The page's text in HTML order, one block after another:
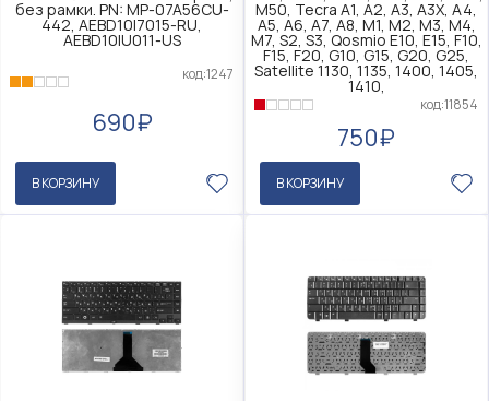
без рамки. PN: MP-07A56CU-
442, AEBD10I7015-RU,
AEBD10IU011-US
код:1247
690₽
В КОРЗИНУ
M50, Tecra A1, A2, A3, A3X, A4,
A5, A6, A7, A8, M1, M2, M3, M4,
M7, S2, S3, Qosmio E10, E15, F10,
F15, F20, G10, G15, G20, G25,
Satellite 1130, 1135, 1400, 1405,
1410,
код:11854
750₽
В КОРЗИНУ